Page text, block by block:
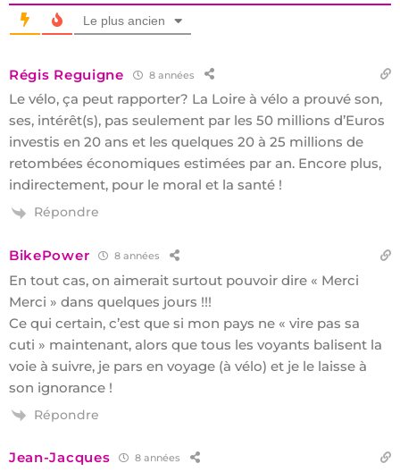
Le plus ancien
Régis Reguigne 8 années
Le vélo, ça peut rapporter? La Loire à vélo a prouvé son,
ses, intérêt(s), pas seulement par les 50 millions d’Euros
investis en 20 ans et les quelques 20 à 25 millions de
retombées économiques estimées par an. Encore plus,
indirectement, pour le moral et la santé !
Répondre
BikePower 8 années
En tout cas, on aimerait surtout pouvoir dire « Merci
Merci » dans quelques jours !!!
Ce qui certain, c’est que si mon pays ne « vire pas sa
cuti » maintenant, alors que tous les voyants balisent la
voie à suivre, je pars en voyage (à vélo) et je le laisse à
son ignorance !
Répondre
Jean-Jacques 8 années